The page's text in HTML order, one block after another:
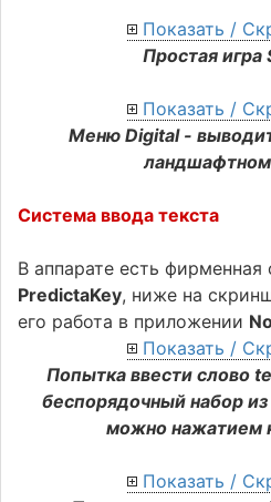
Показать /
Простая игра
Показать /
Меню Digital -
Система ввода текста
В аппарате есть фирменная
PredictaKey, ниже на
его работа в приложении
Показать /
Попытка ввести слово
беспорядочный набор
можно нажатием
Показать /